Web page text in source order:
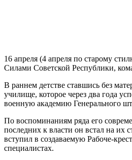
16 апреля (4 апреля по старому
Силами Советской Республики,
В раннем детстве ставшись без
училище, которое через два года
военную академию Генерального
По воспоминаниям ряда его
последних к власти он встал на их
вступил в создаваемую Рабоче-
специалистах.